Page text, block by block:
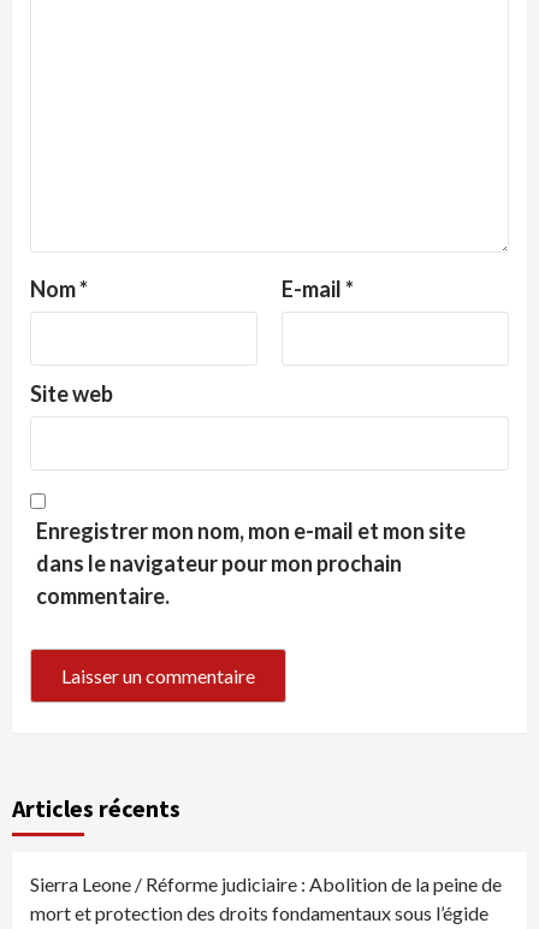
Nom* E-mail*
Site web
Enregistrer mon nom, mon e-mail et mon site
dans le navigateur pour mon prochain
commentaire.
Articles récents
Sierra Leone / Réforme judiciaire : Abolition de la peine de
mort et protection des droits fondamentaux sous l’égide